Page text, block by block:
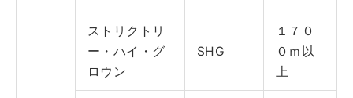
ストリクトリ
ー・ハイ・グ
ロウン
SHG
１７０
０ｍ以
上